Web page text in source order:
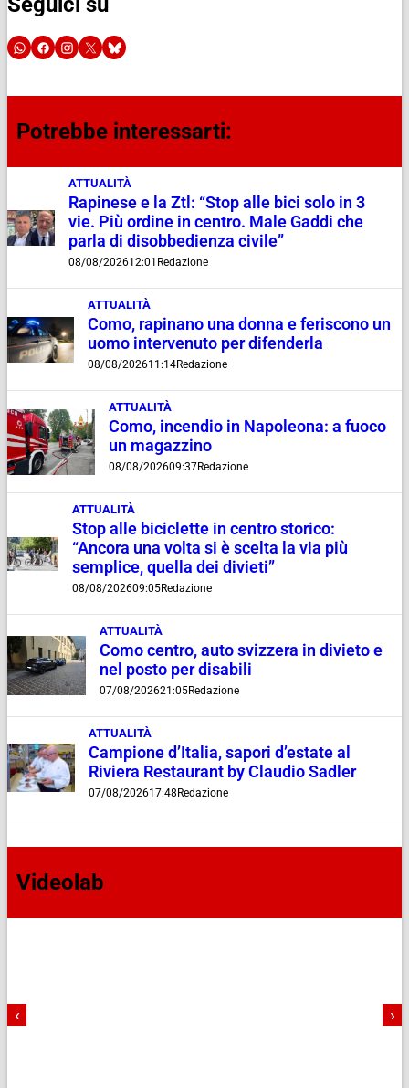
Potrebbe interessarti:
ATTUALITÀ
Rapinese e la Ztl: “Stop alle bici solo in 3
vie. Più ordine in centro. Male Gaddi che
parla di disobbedienza civile”
08/08/202612:01 Redazione
ATTUALITÀ
Como, rapinano una donna e feriscono un
uomo intervenuto per difenderla
08/08/202611:14Redazione
ATTUALITÀ
Como, incendio in Napoleona: a fuoco
un magazzino
08/08/202609:37Redazione
ATTUALITÀ
Stop alle biciclette in centro storico:
“Ancora una volta si è scelta la via più
semplice, quella dei divieti”
08/08/202609:05Redazione
ATTUALITÀ
Como centro, auto svizzera in divieto e
nel posto per disabili
07/08/202621:05Redazione
ATTUALITÀ
Campione d’Italia, sapori d’estate al
Riviera Restaurant by Claudio Sadler
07/08/202617:48 Redazione
Videolab
‹ ›